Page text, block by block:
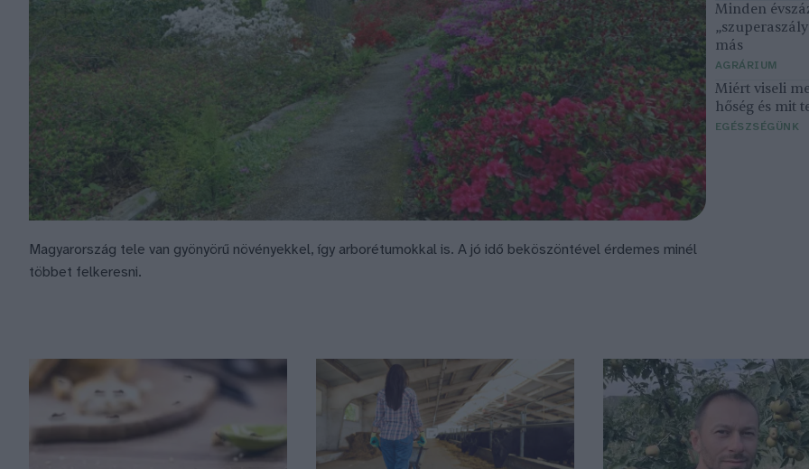
Magyarország tele van gyönyörű növényekkel, így arborétumokkal is. A jó idő beköszöntével érdemes minél
többet felkeresni.
Minden
más
AGRÁRIUM
Miért viseli
hőség és mit
EGÉSZSÉGÜNK